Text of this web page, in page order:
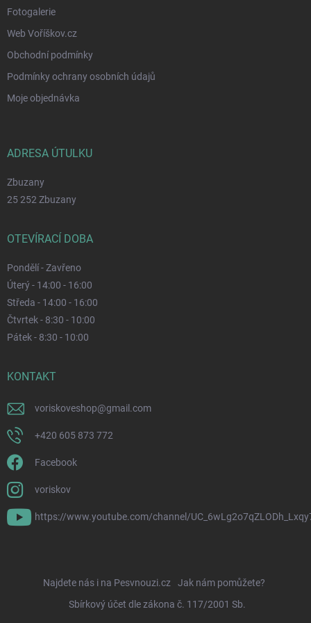
Fotogalerie
Web Voříškov.cz
Obchodní podmínky
Podmínky ochrany osobních údajů
Moje objednávka
ADRESA ÚTULKU
Zbuzany
25 252 Zbuzany
OTEVÍRACÍ DOBA
Pondělí - Zavřeno
Úterý - 14:00 - 16:00
Středa - 14:00 - 16:00
Čtvrtek - 8:30 - 10:00
Pátek - 8:30 - 10:00
KONTAKT
voriskoveshop@gmail.com
+420 605 873 772
Facebook
voriskov
https://www.youtube.com/channel/
Najdete nás i na Pesvnouzi.cz
Jak nám pomůžete?
Sbírkový účet dle zákona č. 117/2001 Sb.